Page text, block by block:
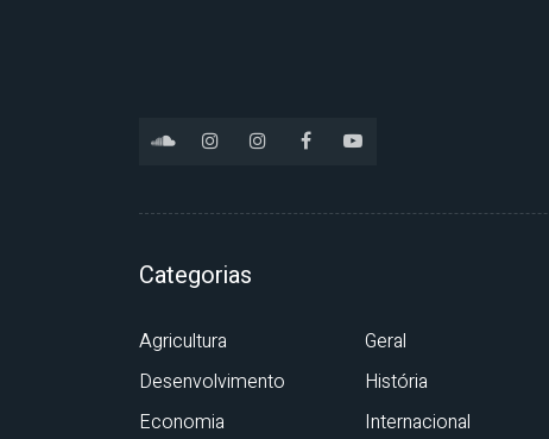
Categorias
Agricultura
Desenvolvimento
Economia
Geral
História
Internacional